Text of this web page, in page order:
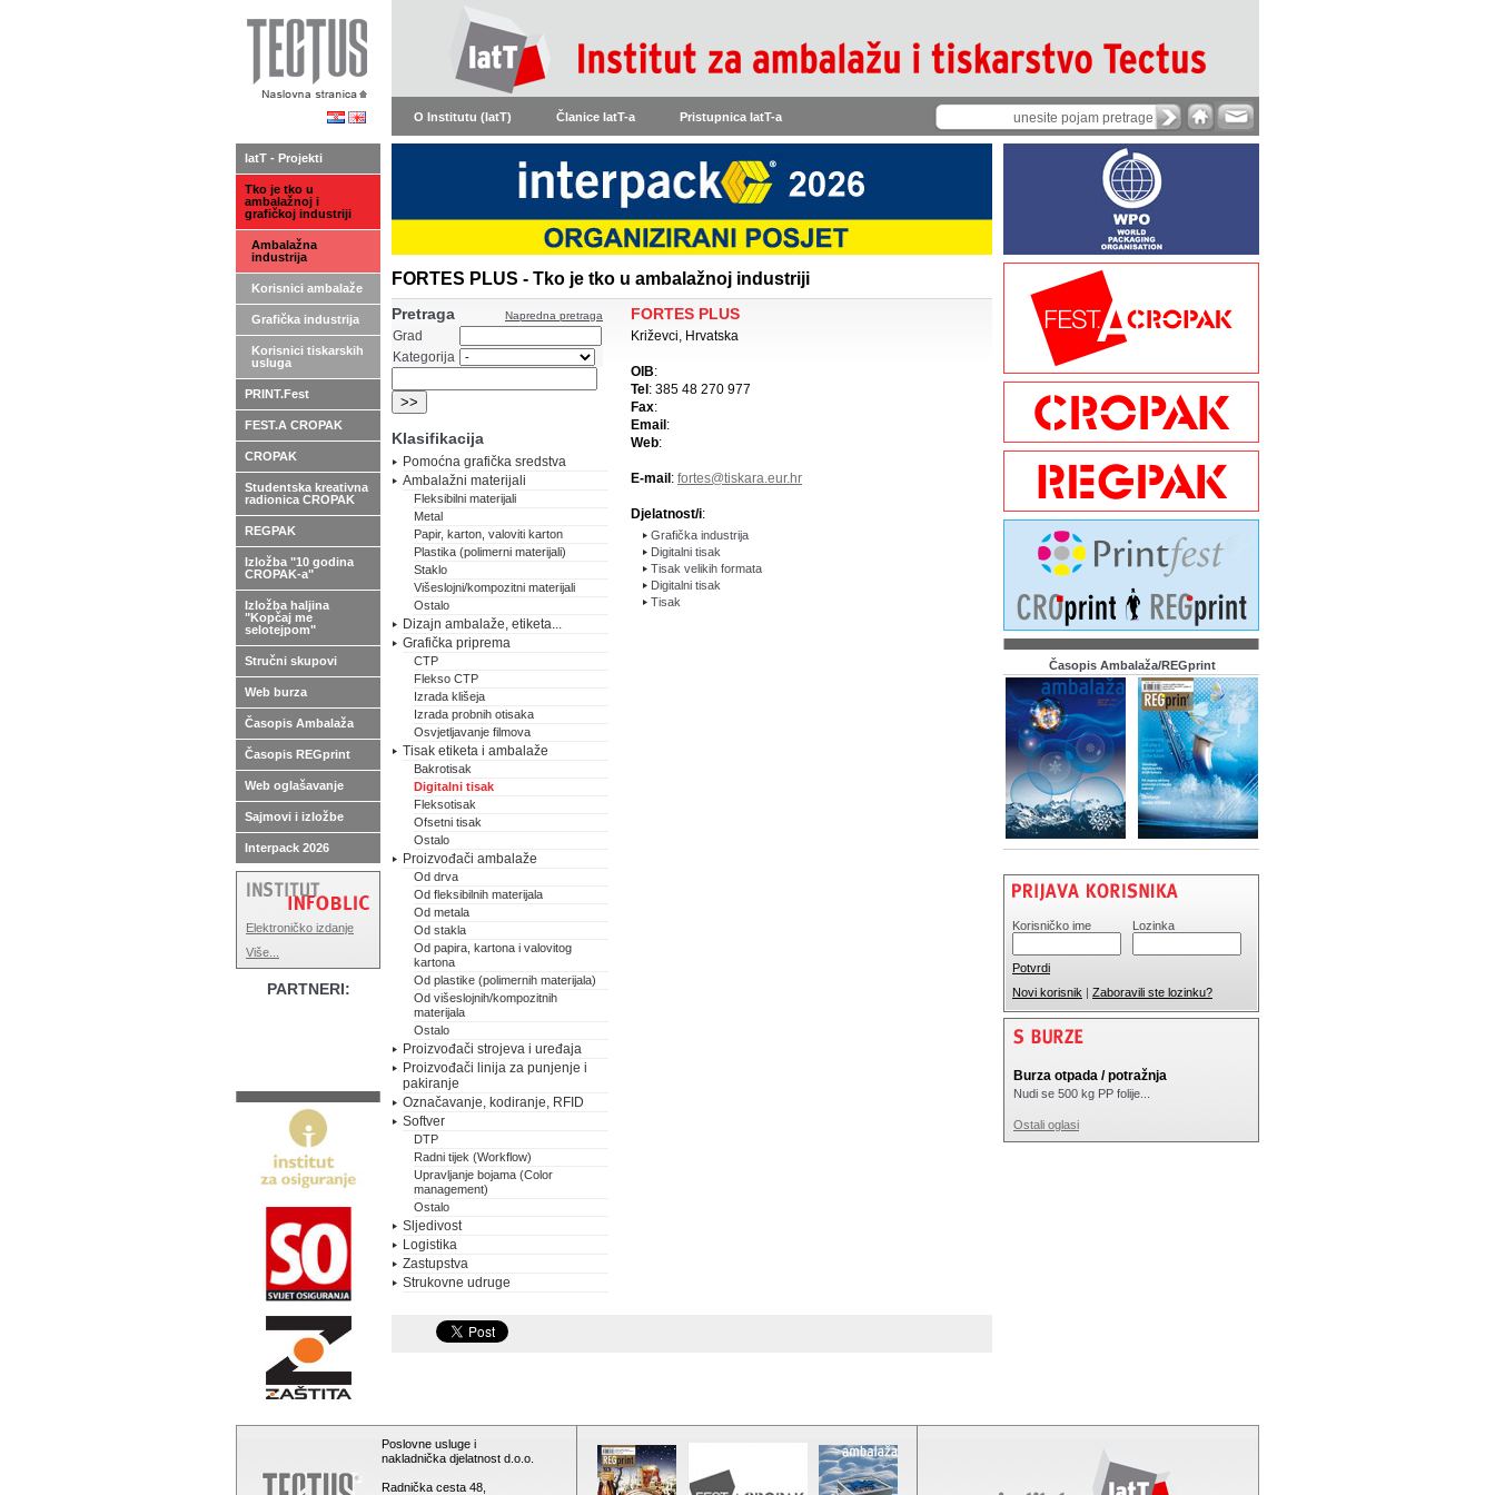
O Institutu (IatT) Članice IatT-a Pristupnica IatT-a
FORTES PLUS - Tko je tko u ambalažnoj industriji
Napredna pretraga
Pretraga
Grad
Kategorija
Klasifikacija
Pomoćna grafička sredstva
Ambalažni materijali
Fleksibilni materijali
Metal
Papir, karton, valoviti karton
Plastika (polimerni materijali)
Staklo
Višeslojni/kompozitni materijali
Ostalo
Dizajn ambalaže, etiketa...
Grafička priprema
CTP
Flekso CTP
Izrada klišeja
Izrada probnih otisaka
Osvjetljavanje filmova
Tisak etiketa i ambalaže
Bakrotisak
Digitalni tisak
Fleksotisak
Ofsetni tisak
Ostalo
Proizvođači ambalaže
Od drva
Od fleksibilnih materijala
Od metala
Od stakla
Od papira, kartona i valovitog
kartona
Od plastike (polimernih materijala)
Od višeslojnih/kompozitnih
materijala
Ostalo
Proizvođači strojeva i uređaja
Proizvođači linija za punjenje i
pakiranje
Označavanje, kodiranje, RFID
Softver
DTP
Radni tijek (Workflow)
Upravljanje bojama (Color
management)
Ostalo
Sljedivost
Logistika
Zastupstva
Strukovne udruge
FORTES PLUS
Križevci, Hrvatska
OIB:
Tel : 385 48 270 977
Fax:
Email :
Web:
E-mail : fortes@tiskara.eur.hr
Djelatnost/i:
Grafička industrija
Digitalni tisak
Tisak velikih formata
Digitalni tisak
Tisak
IatT - Projekti
Tko je tko u
ambalažnoj i
grafičkoj industriji
Ambalažna
industrija
Korisnici ambalaže
Grafička industrija
Korisnici tiskarskih
usluga
PRINT.Fest
FEST.A CROPAK
CROPAK
Studentska kreativna
radionica CROPAK
REGPAK
Izložba "10 godina
CROPAK-a"
Izložba haljina
"Kopčaj me
selotejpom"
Stručni skupovi
Web burza
Časopis Ambalaža
Časopis REGprint
Web oglašavanje
Sajmovi i izložbe
Interpack 2026
Elektroničko izdanje
Više...
PARTNERI:
Časopis Ambalaža/REGprint
Korisničko ime Lozinka
Potvrdi
Novi korisnik | Zaboravili ste lozinku?
Burza otpada / potražnja
Nudi se 500 kg PP folije...
Ostali oglasi
Poslovne usluge i
nakladnička djelatnost d.o.o.
Radnička cesta 48,